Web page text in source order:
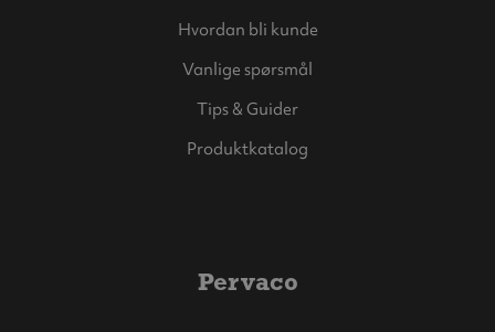
Hvordan bli kunde
Vanlige spørsmål
Tips & Guider
Produktkatalog
Pervaco